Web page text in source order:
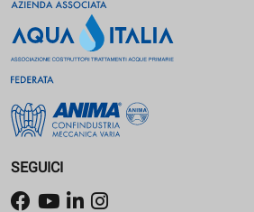
SEGUICI